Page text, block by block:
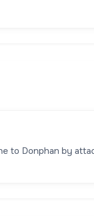
to Donphan by